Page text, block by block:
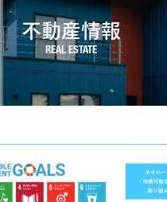
不動産情報